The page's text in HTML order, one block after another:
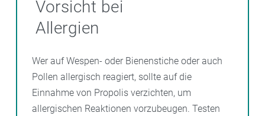
ParodontoseundMundgeruch
Vorsicht bei
Allergien
Wer auf Wespen- oder Bienenstiche oder auch
Pollen allergisch reagiert, sollte auf die
Einnahme von Propolis verzichten, um
allergischen Reaktionen vorzubeugen. Testen